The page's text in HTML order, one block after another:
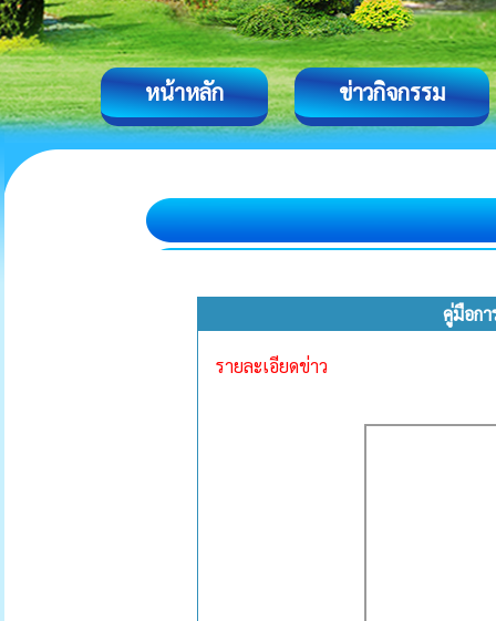
หน้าหลัก ข่าวกิจกรรม
คู่มือก
รายละเอียดข่าว